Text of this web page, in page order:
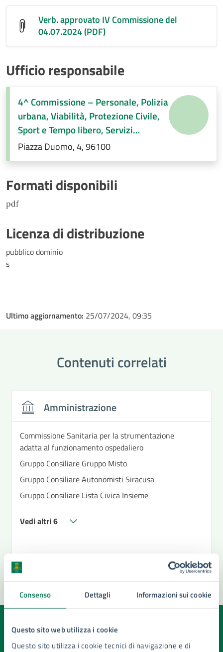
Consenso Dettagli Informazioni sui cookie
Questo sito web utilizza i cookie
Questo sito utilizza i cookie tecnici di navigazione e di
Verb. approvato IV Commissione del
04.07.2024 (PDF)
Ufficio responsabile
4^ Commissione – Personale, Polizia
urbana, Viabilità, Protezione Civile,
Sport e Tempo libero, Servizi
Demografici, Società partecipate,
Decentramento, Regolamenti di
Piazza Duomo, 4, 96100
Formati disponibili
pdf
Licenza di distribuzione
pubblico dominio
s
Ultimo aggiornamento: 25/07/2024, 09:35
Contenuti correlati
Amministrazione
Commissione Sanitaria per la strumentazione
adatta al funzionamento ospedaliero
Gruppo Consiliare Gruppo Misto
Gruppo Consiliare Autonomisti Siracusa
Gruppo Consiliare Lista Civica Insieme
Vedi altri 6
Quanto sono chiare le informazioni su questa
pagina?